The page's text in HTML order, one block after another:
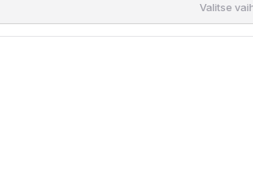
Valitse